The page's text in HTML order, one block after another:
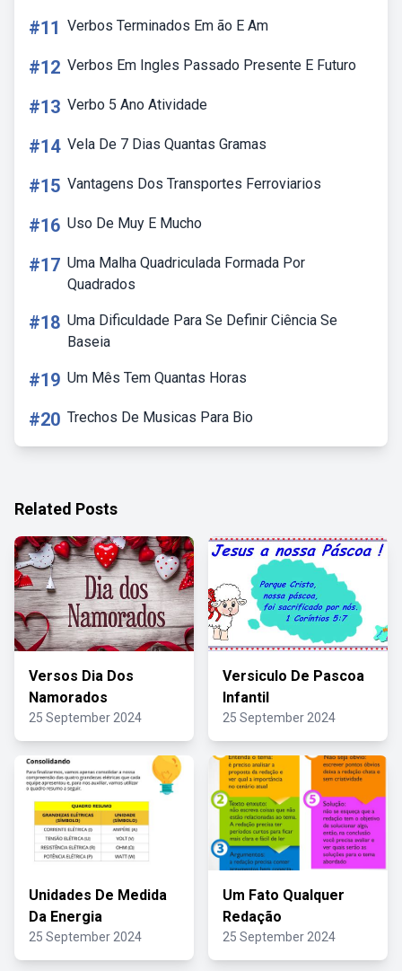
#11 Verbos Terminados Em ão E Am
#12 Verbos Em Ingles Passado Presente E Futuro
#13 Verbo 5 Ano Atividade
#14 Vela De 7 Dias Quantas Gramas
#15 Vantagens Dos Transportes Ferroviarios
#16 Uso De Muy E Mucho
#17 Uma Malha Quadriculada Formada Por
Quadrados
#18 Uma Dificuldade Para Se Definir Ciência Se
Baseia
#19 Um Mês Tem Quantas Horas
#20 Trechos De Musicas Para Bio
Related Posts
Versos Dia Dos
Namorados
25 September 2024
Versiculo De Pascoa
Infantil
25 September 2024
Unidades De Medida
Da Energia
25 September 2024
Um Fato Qualquer
Redação
25 September 2024